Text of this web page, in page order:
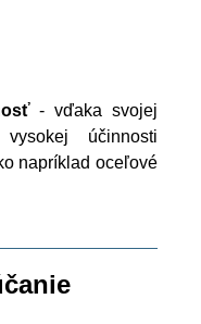
- vďaka svojej
účinnosti
napríklad oceľové